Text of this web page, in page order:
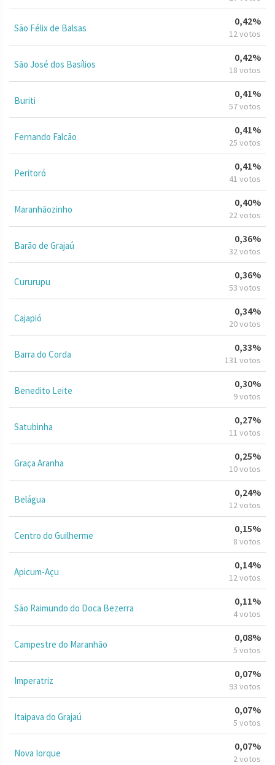
São Félix de Balsas
0,42%
12 votos
São José dos Basílios
0,42%
18 votos
Buriti
0,41%
57 votos
Fernando Falcão
0,41%
25 votos
Peritoró
0,41%
41 votos
Maranhãozinho
0,40%
22 votos
Barão de Grajaú
0,36%
32 votos
Cururupu
0,36%
53 votos
Cajapió
0,34%
20 votos
Barra do Corda
0,33%
131 votos
Benedito Leite
0,30%
9 votos
Satubinha
0,27%
11 votos
Graça Aranha
0,25%
10 votos
Belágua
0,24%
12 votos
Centro do Guilherme
0,15%
8 votos
Apicum-Açu
0,14%
12 votos
São Raimundo do Doca Bezerra
0,11%
4 votos
Campestre do Maranhão
0,08%
5 votos
Imperatriz
0,07%
93 votos
Itaipava do Grajaú
0,07%
5 votos
Nova Iorque
0,07%
2 votos